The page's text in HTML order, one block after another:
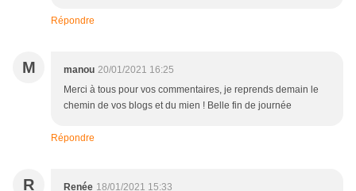
Répondre
M manou 20/01/2021 16:25
Merci à tous pour vos commentaires, je reprends demain le
chemin de vos blogs et du mien ! Belle fin de journée
Répondre
R Renée 18/01/2021 15:33